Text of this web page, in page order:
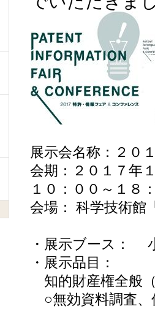
展示会名称：２０
会期：２０１７年
１０：００～１８
会場： 科学技術館
・展示ブース：
・展示品目：
知的財産権全般
○無効資料調査、